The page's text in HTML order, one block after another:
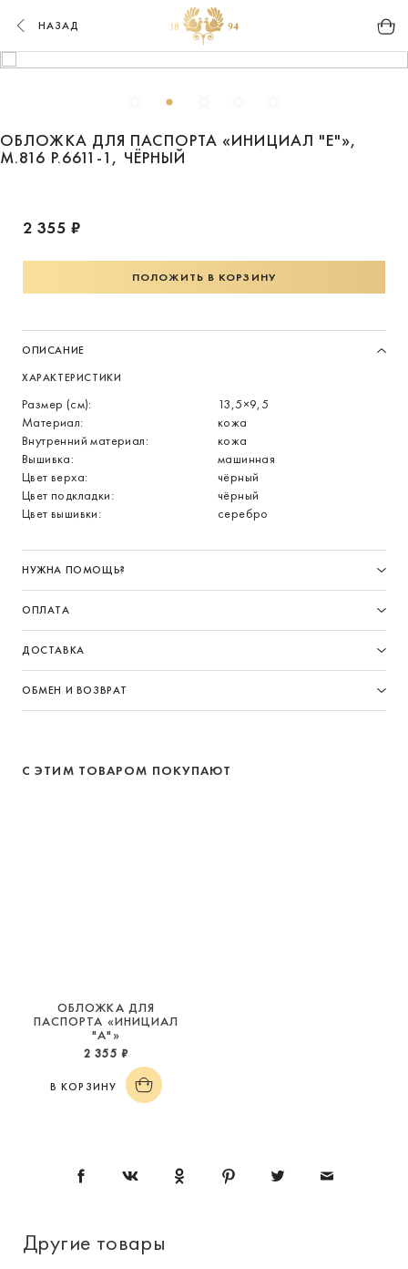
НАЗАД
ОБЛОЖКА ДЛЯ ПАСПОРТА «ИНИЦИАЛ "Е"»,
М.816 Р.6611-1, ЧЁРНЫЙ
2 355 ₽
ПОЛОЖИТЬ В КОРЗИНУ
ОПИСАНИЕ
ХАРАКТЕРИСТИКИ
Размер (см):
13,5×9,5
Материал:
кожа
Внутренний материал:
кожа
Вышивка:
машинная
Цвет верха:
чёрный
Цвет подкладки:
чёрный
Цвет вышивки:
серебро
НУЖНА ПОМОЩЬ?
ОПЛАТА
ДОСТАВКА
ОБМЕН И ВОЗВРАТ
С ЭТИМ ТОВАРОМ ПОКУПАЮТ
ОБЛОЖКА ДЛЯ
ПАСПОРТА «ИНИЦИАЛ
"А"»
2 355 ₽
В КОРЗИНУ
Другие товары